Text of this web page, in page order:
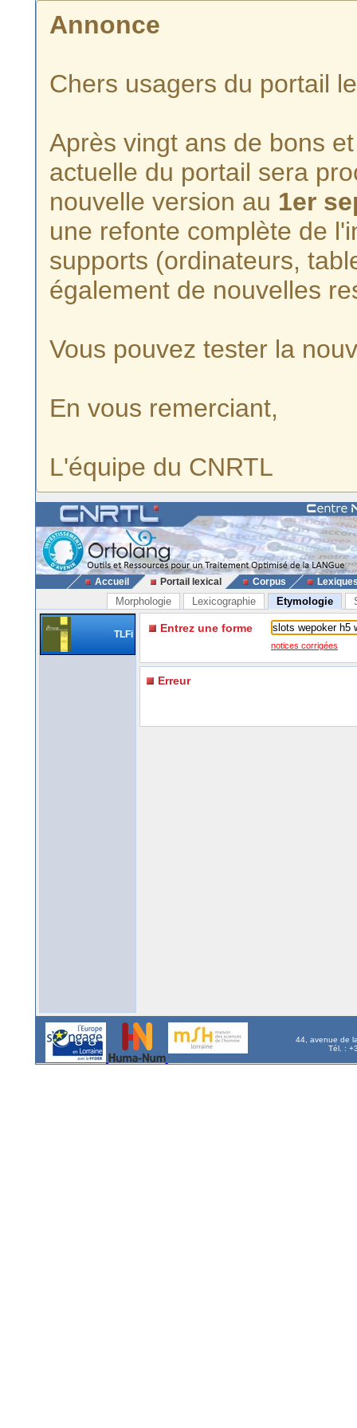
Annonce
Chers usagers du portail
Après vingt ans de bons
actuelle du portail sera
nouvelle version au 1er
une refonte complète de
supports (ordinateurs,
également de nouvelles
Vous pouvez tester la
En vous remerciant,
L'équipe du CNRTL
Accueil Portail lexical Corpus
Morphologie Lexicographie Etymologie
TLFi Entrez une forme
notices corrigées
Erreur
44, avenue de
Tél. :